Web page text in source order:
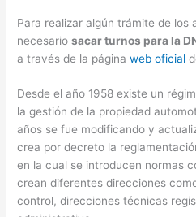
Para realizar algún trámite de los
necesariosacar turnos para la
a través de la página web oficial
Desde el año 1958 existe un
la gestión de la propiedad
años se fue modificando y
crea por decreto la
en la cual se introducen normas
crean diferentes direcciones
control, direcciones técnicas